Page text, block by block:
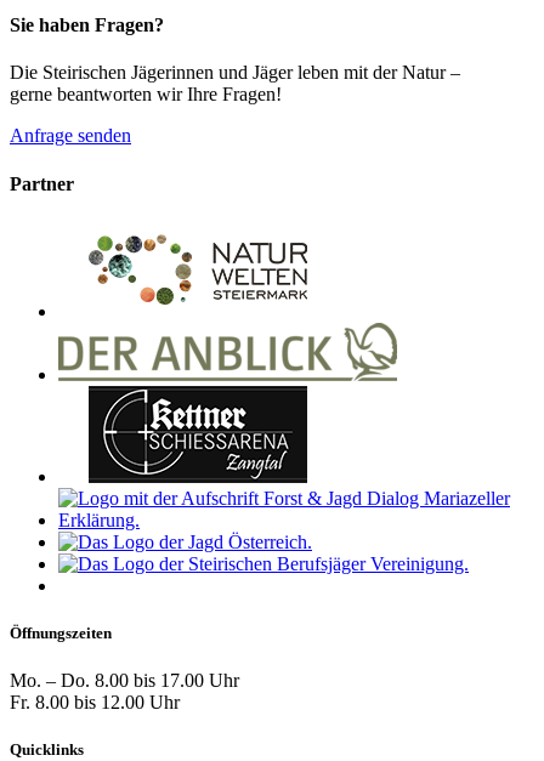
Sie haben Fragen?
Die Steirischen Jägerinnen und Jäger leben mit der Natur –
gerne beantworten wir Ihre Fragen!
Anfrage senden
Partner
Öffnungszeiten
Mo. – Do. 8.00 bis 17.00 Uhr
Fr. 8.00 bis 12.00 Uhr
Quicklinks